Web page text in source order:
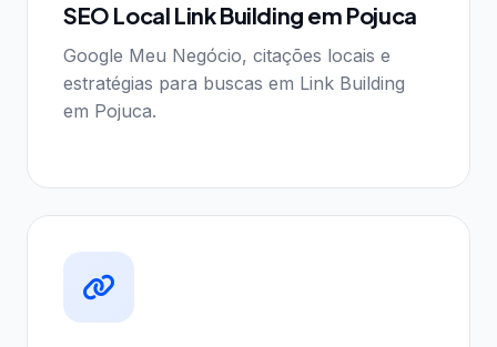
SEO Local Link Building em Pojuca
Google Meu Negócio, citações locais e
estratégias para buscas em Link Building
em Pojuca.